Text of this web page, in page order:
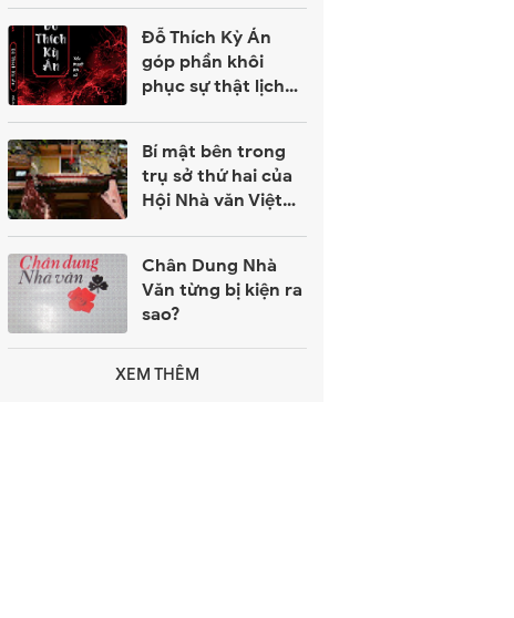
Đỗ Thích Kỳ Án
góp phần khôi
phục sự thật lịch
Bí mật bên trong
trụ sở thứ hai của
Hội Nhà văn Việt
Chân Dung Nhà
Văn từng bị kiện ra
sao?
XEM THÊM